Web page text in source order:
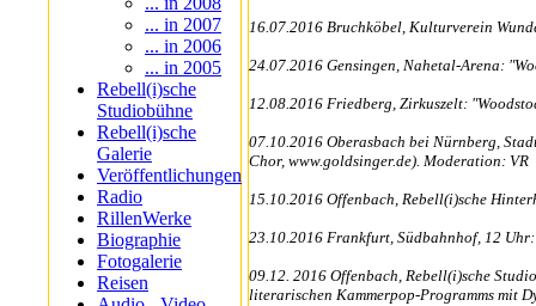
... in 2007
... in 2006
... in 2005
Rebell(i)sche
Studiobühne
Rebell(i)sche
Galerie
Veröffentlichungen
Radio
RillenWerke
Biographie
Fotogalerie
Reisen
16.07.2016 Bruchköbel, Kulturverein
24.07.2016 Gensingen, Nahetal-Arena:
12.08.2016 Friedberg, Zirkuszelt:
07.10.2016 Oberasbach bei Nürnberg,
Chor, www.goldsinger.de). Moderation: VR
15.10.2016 Offenbach, Rebell(i)sche
23.10.2016 Frankfurt, Südbahnhof, 12
09.12. 2016 Offenbach, Rebell(i)sche
literarischen Kammerpop-Programms mit